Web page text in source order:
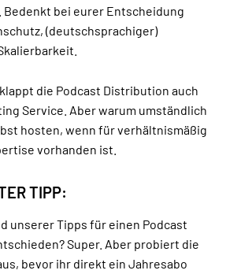
bei eurer Entscheidung
(deutschsprachiger)
die Podcast Distribution auch
Service. Aber warum umständlich
hosten, wenn für verhältnismäßig
vorhanden ist.
TIPP:
unserer Tipps für einen Podcast
Super. Aber probiert die
bevor ihr direkt ein Jahresabo